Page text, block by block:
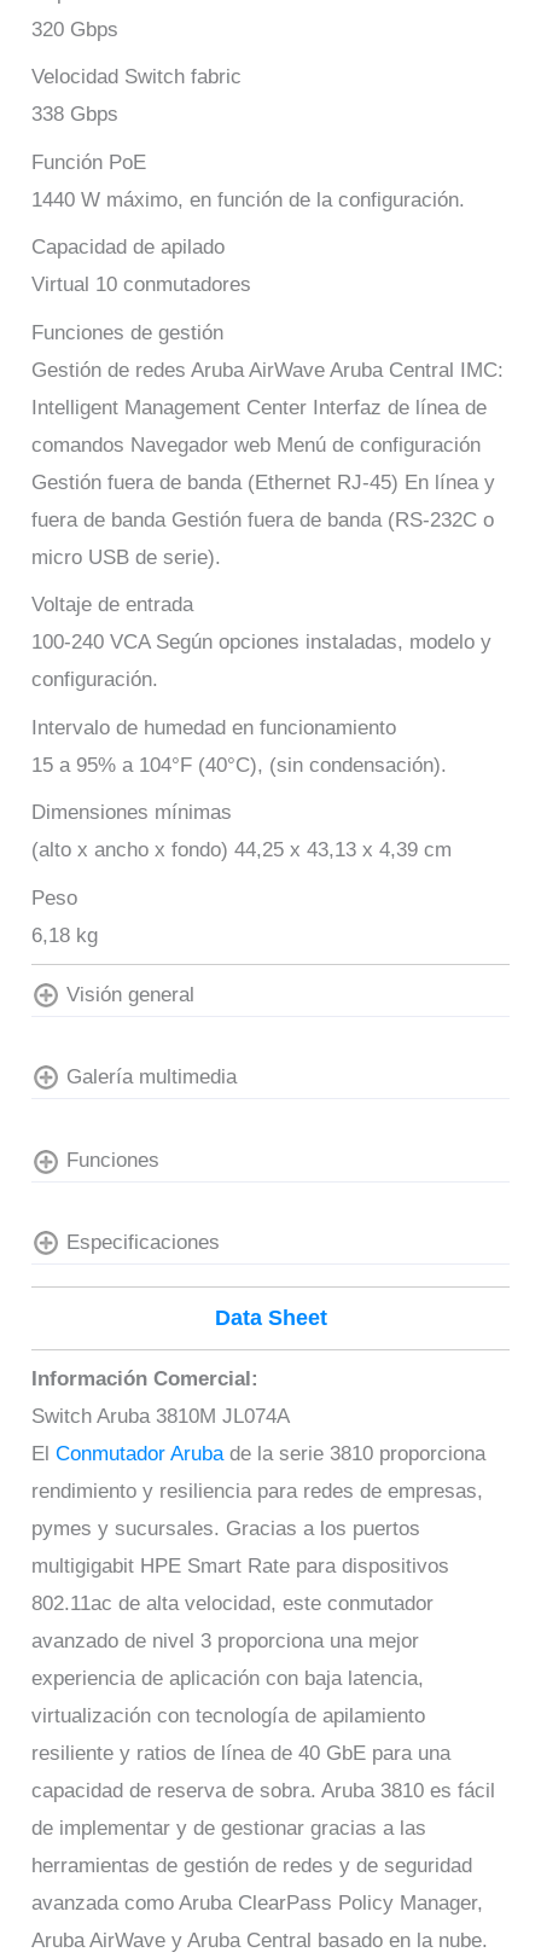
320 Gbps
Velocidad Switch fabric
338 Gbps
Función PoE
1440 W máximo, en función de la configuración.
Capacidad de apilado
Virtual 10 conmutadores
Funciones de gestión
Gestión de redes Aruba AirWave Aruba Central IMC:
Intelligent Management Center Interfaz de línea de
comandos Navegador web Menú de configuración
Gestión fuera de banda (Ethernet RJ-45) En línea y
fuera de banda Gestión fuera de banda (RS-232C o
micro USB de serie).
Voltaje de entrada
100-240 VCA Según opciones instaladas, modelo y
configuración.
Intervalo de humedad en funcionamiento
15 a 95% a 104°F (40°C), (sin condensación).
Dimensiones mínimas
(alto x ancho x fondo) 44,25 x 43,13 x 4,39 cm
Peso
6,18 kg
Visión general
Galería multimedia
Funciones
Especificaciones
Data Sheet
Información Comercial:
Switch Aruba 3810M JL074A
ElConmutador Arubade la serie 3810 proporciona
rendimiento y resiliencia para redes de empresas,
pymes y sucursales. Gracias a los puertos
multigigabit HPE Smart Rate para dispositivos
802.11ac de alta velocidad, este conmutador
avanzado de nivel 3 proporciona una mejor
experiencia de aplicación con baja latencia,
virtualización con tecnología de apilamiento
resiliente y ratios de línea de 40 GbE para una
capacidad de reserva de sobra. Aruba 3810 es fácil
de implementar y de gestionar gracias a las
herramientas de gestión de redes y de seguridad
avanzada como Aruba ClearPass Policy Manager,
Aruba AirWave y Aruba Central basado en la nube.